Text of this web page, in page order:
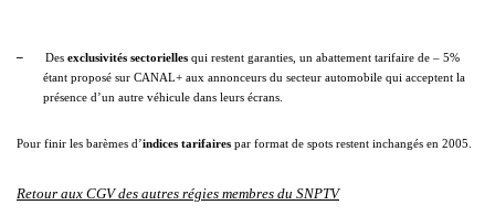
– Des exclusivités sectorielles qui restent garanties, un abattement tarifaire de – 5%
étant proposé sur CANAL+ aux annonceurs du secteur automobile qui acceptent la
présence d’un autre véhicule dans leurs écrans.
Pour finir les barèmes d’indices tarifaires par format de spots restent inchangés en 2005.
Retour aux CGV des autres régies membres du SNPTV